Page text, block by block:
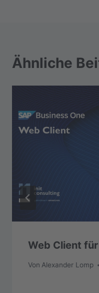
Ähnliche
Web Client
Von Alexander Lomp